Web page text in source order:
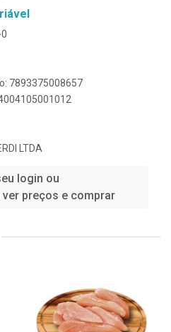
7893375008657
LTDA
login ou
preços e comprar